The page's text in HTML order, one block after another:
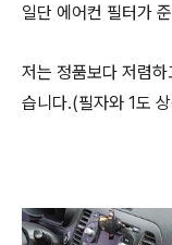
일단 에어컨 필터가
저는 정품보다 저렴
습니다.(필자와 1도